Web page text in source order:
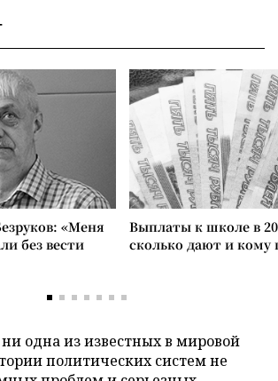
«Меня
без вести
Выплаты к школе в
сколько дают и
одна из известных в мировой
политических систем не